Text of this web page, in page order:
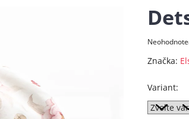
Priemerné
produktu
z
Značka:
Variant: